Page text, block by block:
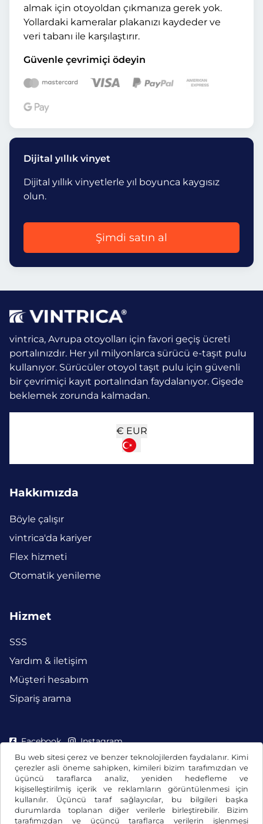
Bu web sitesi çerez ve benzer teknolojilerden faydalanır. Kimi
çerezler asli öneme sahipken, kimileri bizim tarafımızdan ve
üçüncü taraflarca analiz, yeniden hedefleme ve
kişiselleştirilmiş içerik ve reklamların görüntülenmesi için
kullanılır. Üçüncü taraf sağlayıcılar, bu bilgileri başka
durumlarda toplanan diğer verilerle birleştirebilir. Bizim
tarafımızdan ve üçüncü taraflarca verilerin işlenmesi
almak için otoyoldan çıkmanıza gerek yok.
Yollardaki kameralar plakanızı kaydeder ve
veri tabanı ile karşılaştırır.
Güvenle çevrimiçi ödeyin
Dijital yıllık vinyet
Dijital yıllık vinyetlerle yıl boyunca kaygısız
olun.
Şimdi satın al
vintrica, Avrupa otoyolları için favori geçiş ücreti
portalınızdır. Her yıl milyonlarca sürücü e-taşıt pulu
kullanıyor. Sürücüler otoyol taşıt pulu için güvenli
bir çevrimiçi kayıt portalından faydalanıyor. Gişede
beklemek zorunda kalmadan.
€ EUR
Hakkımızda
Böyle çalışır
vintrica'da kariyer
Flex hizmeti
Otomatik yenileme
Hizmet
SSS
Yardım & iletişim
Müşteri hesabım
Sipariş arama
Facebook Instagram